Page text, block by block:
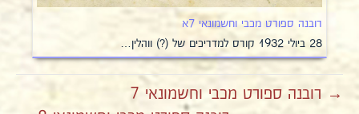
רובנה ספורט מכבי וחשמונאי 7א
28 ביולי 1932 קורס למדריכים של (?) ווהלין…
→ רובנה ספורט מכבי וחשמונאי 7